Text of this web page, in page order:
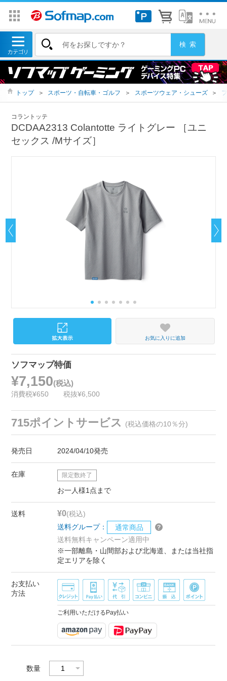
トップ ＞ スポーツ・自転車・ゴルフ ＞ スポーツウェア・シューズ ＞
コラントッテ
DCDAA2313 Colantotte ライトグレー ［ユニ
セックス /Mサイズ］
お気に入りに追加
ソフマップ特価
¥7,150(税込)
消費税¥650 税抜¥6,500
715ポイントサービス (税込価格の10％分)
発売日 2024/04/10発売
在庫 限定数終了
お一人様1点まで
送料 ¥0(税込)
送料グループ：
通常商品
送料無料キャンペーン適用中
※一部離島・山間部および北海道、または当社指
定エリアを除く
お支払い
方法
ご利用いただけるPay払い
数量